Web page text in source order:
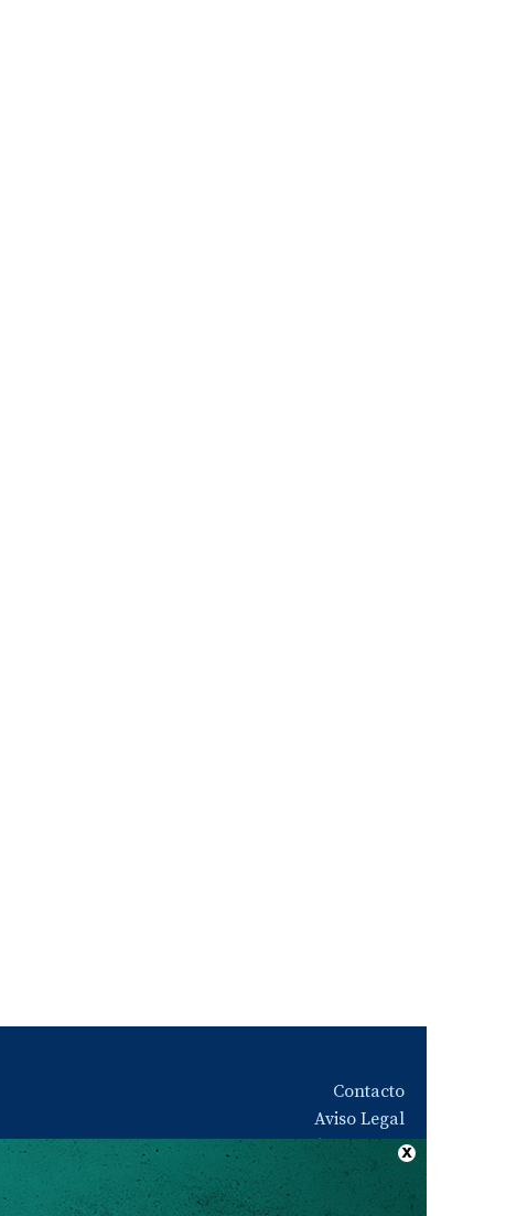
Contacto
Aviso Legal
Quiénes somos
Política de privacidad